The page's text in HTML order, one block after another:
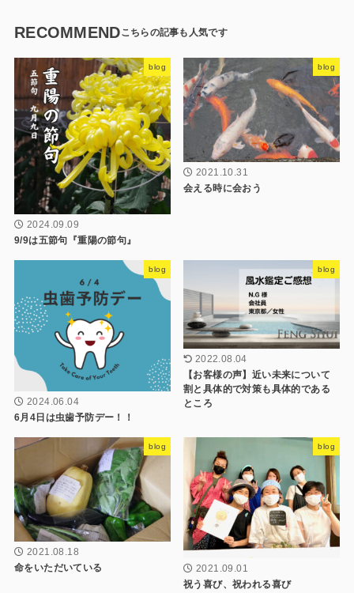
RECOMMEND
blog
2024.09.09
9/9は五節句『重陽の節句』
blog
2021.10.31
会える時に会おう
blog
2024.06.04
6月4日は虫歯予防デー！！
blog
2022.08.04
【お客様の声】近い未来について
割と具体的で対策も具体的である
ところ
blog
2021.08.18
命をいただいている
blog
2021.09.01
祝う喜び、祝われる喜び